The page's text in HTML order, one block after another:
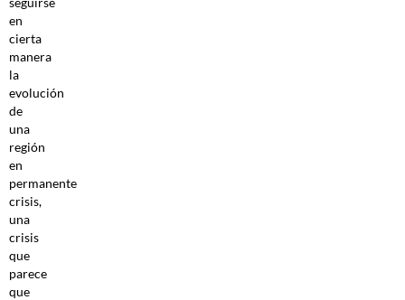
en
cierta
manera
la
evolución
de
una
región
en
permanente
crisis,
una
crisis
que
parece
que